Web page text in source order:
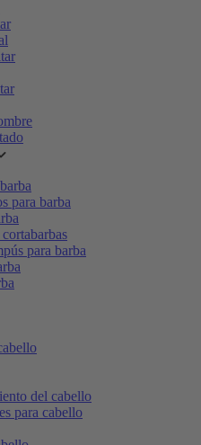
para barba
para barba
del cabello
para cabello